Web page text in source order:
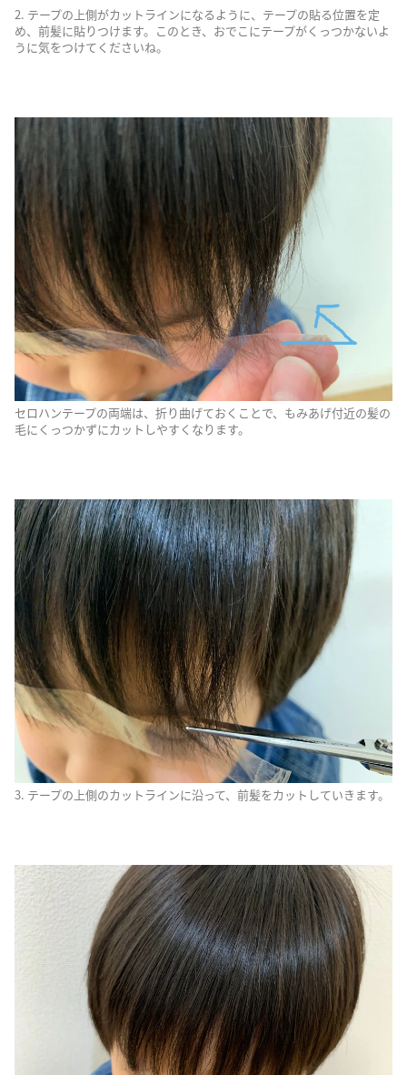
2. テープの上側がカットラインになるように、テープの貼る位置を定
め、前髪に貼りつけます。このとき、おでこにテープがくっつかないよ
うに気をつけてくださいね。
セロハンテープの両端は、折り曲げておくことで、もみあげ付近の髪の
毛にくっつかずにカットしやすくなります。
3. テープの上側のカットラインに沿って、前髪をカットしていきます。